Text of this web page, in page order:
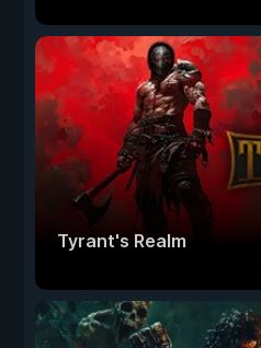
Tyrant's Realm